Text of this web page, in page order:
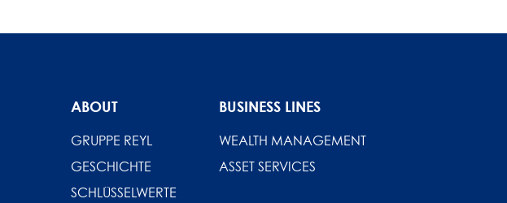
ABOUT
GRUPPE REYL
GESCHICHTE
SCHLÜSSELWERTE
BUSINESS LINES
WEALTH MANAGEMENT
ASSET SERVICES